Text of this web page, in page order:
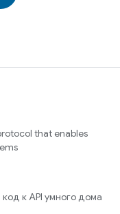
that enables
к API умного дома